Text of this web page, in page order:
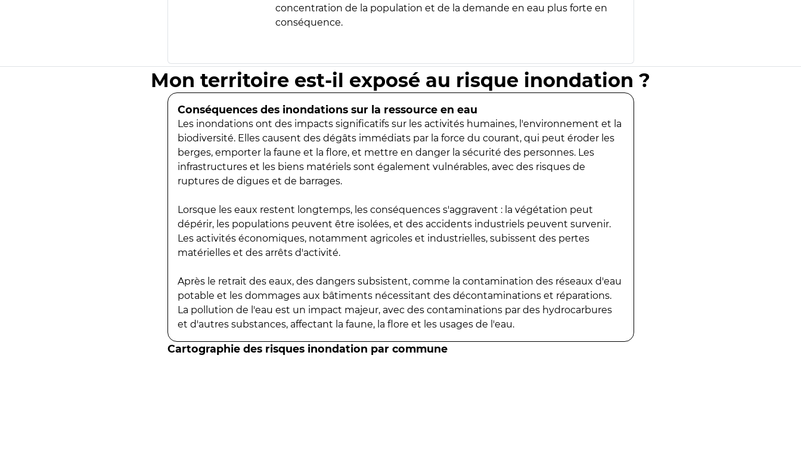
concentration de la population et de la demande en eau plus forte en
conséquence.
Mon territoire est-il exposé au risque inondation ?
Conséquences des inondations sur la ressource en eau
Les inondations ont des impacts significatifs sur les activités humaines, l'environnement et la
biodiversité. Elles causent des dégâts immédiats par la force du courant, qui peut éroder les
berges, emporter la faune et la flore, et mettre en danger la sécurité des personnes. Les
infrastructures et les biens matériels sont également vulnérables, avec des risques de
ruptures de digues et de barrages.
Lorsque les eaux restent longtemps, les conséquences s'aggravent : la végétation peut
dépérir, les populations peuvent être isolées, et des accidents industriels peuvent survenir.
Les activités économiques, notamment agricoles et industrielles, subissent des pertes
matérielles et des arrêts d'activité.
Après le retrait des eaux, des dangers subsistent, comme la contamination des réseaux d'eau
potable et les dommages aux bâtiments nécessitant des décontaminations et réparations.
La pollution de l'eau est un impact majeur, avec des contaminations par des hydrocarbures
et d'autres substances, affectant la faune, la flore et les usages de l'eau.
Cartographie des risques inondation par commune